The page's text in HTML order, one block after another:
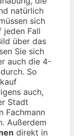
natürlich
sich
jeden Fall
über das
Sie sich
auch die 4-
So
auch,
Stadt
Fachmann
Außerdem
direkt in